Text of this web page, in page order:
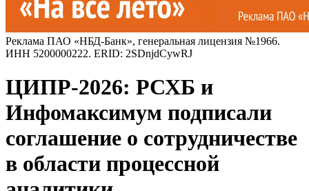
Реклама ПАО «НБД-Банк», генеральная лицензия №1966.
ИНН 5200000222. ERID: 2SDnjdCywRJ
ЦИПР-2026: РСХБ и
Инфомаксимум подписали
соглашение о сотрудничестве
в области процессной